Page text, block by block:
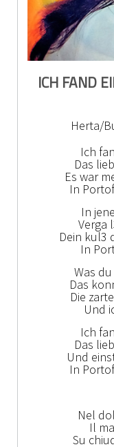
ICH FAND
Herta/
Ich
Das
Es war
In
In
Verga
Dein kul3
In
Was
Das
Die
Und
Ich
Das
Und
In
Nel
Il
Su